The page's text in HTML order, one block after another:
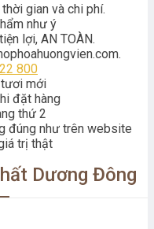
gian và chi phí.
như ý
lợi, AN TOÀN.
800
tươi mới
đặt hàng
thứ 2
đúng như trên website
trị thật
Dương Đông